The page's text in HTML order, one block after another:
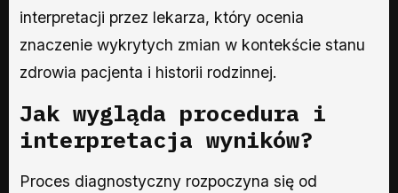
interpretacji przez lekarza, który ocenia
znaczenie wykrytych zmian w kontekście stanu
zdrowia pacjenta i historii rodzinnej.
Jak wygląda procedura i
interpretacja wyników?
Proces diagnostyczny rozpoczyna się od